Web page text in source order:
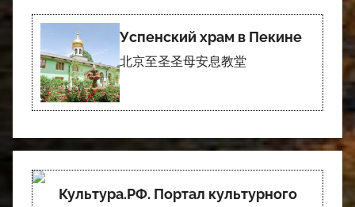
Успенский храм в Пекине
北京至圣圣母安息教堂
Культура.РФ. Портал культурного